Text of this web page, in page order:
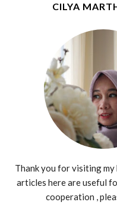
CILYA
Thank you for visiting
articles here are useful
cooperation ,